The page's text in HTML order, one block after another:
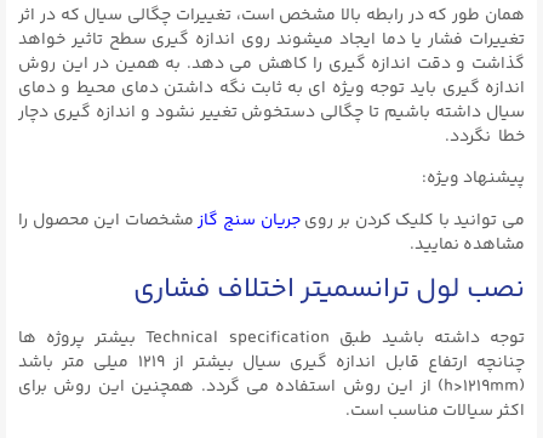
همان طور که در رابطه بالا مشخص است، تغییرات چگالی سیال که در اثر
تغییرات فشار یا دما ایجاد میشوند روی اندازه گیری سطح تاثیر خواهد
گذاشت و دقت اندازه گیری را کاهش می دهد. به همین در این روش
اندازه گیری باید توجه ویژه ای به ثابت نگه داشتن دمای محیط و دمای
سیال داشته باشیم تا چگالی دستخوش تغییر نشود و اندازه گیری دچار
خطا نگردد.
پیشنهاد ویژه:
می توانید با کلیک کردن بر رویجریان سنج گازمشخصات این محصول را
مشاهده نمایید.
نصب لول ترانسمیتر اختلاف فشاری
توجه داشته باشید طبق Technical specification بیشتر پروژه ها
چنانچه ارتفاع قابل اندازه گیری سیال بیشتر از ۱۲۱۹ میلی متر باشد
(h>1219mm) از این روش استفاده می گردد. همچنین این روش برای
اکثر سیالات مناسب است.